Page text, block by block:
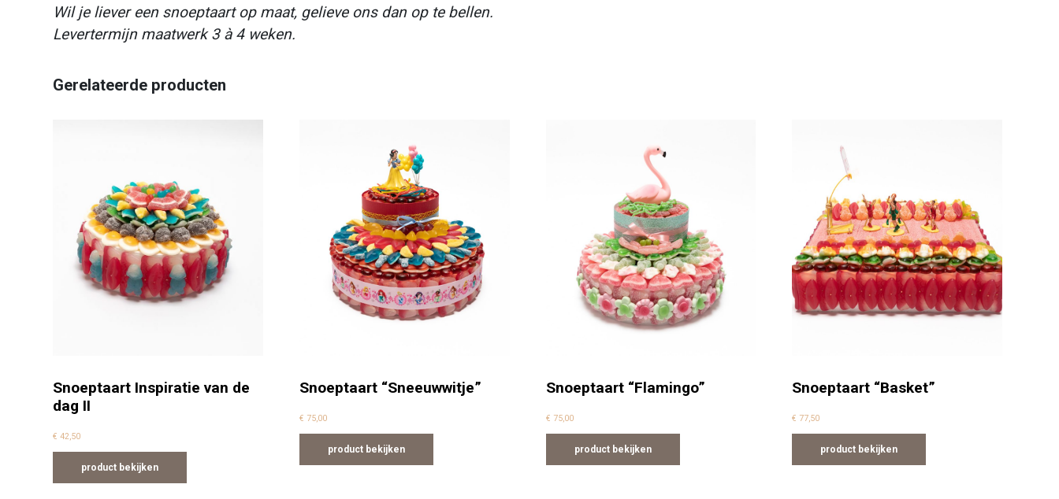
Wil je liever een snoeptaart op maat, gelieve ons dan op te bellen.
Levertermijn maatwerk 3 à 4 weken.
Gerelateerde producten
Snoeptaart Inspiratie van de
dag II
€ 42,50
product bekijken
Snoeptaart “Sneeuwwitje”
€ 75,00
product bekijken
Snoeptaart “Flamingo”
€ 75,00
product bekijken
Snoeptaart “Basket”
€ 77,50
product bekijken